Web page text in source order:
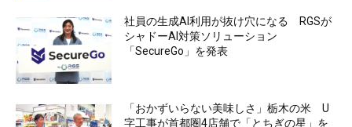
社員の生成AI利用が抜け穴になる RGSが
シャドーAI対策ソリューション
「SecureGo」を発表
「おかずいらない美味しさ」栃木の米 U
字工事が首都圏4店舗で「とちぎの星」を